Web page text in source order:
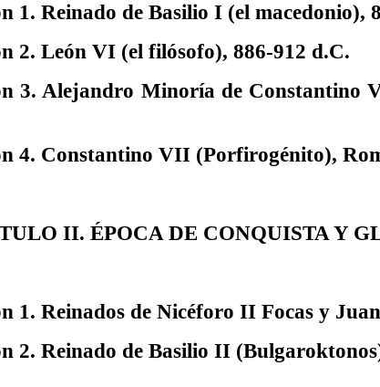
1. Reinado de Basilio I (el macedonio),
2. León VI (el filósofo), 886-912 d.C.
3. Alejandro Minoría de Constantino
4. Constantino VII (Porfirogénito),
II. ÉPOCA DE CONQUISTA Y
1. Reinados de Nicéforo II Focas y
2. Reinado de Basilio II (Bulgaroktonos